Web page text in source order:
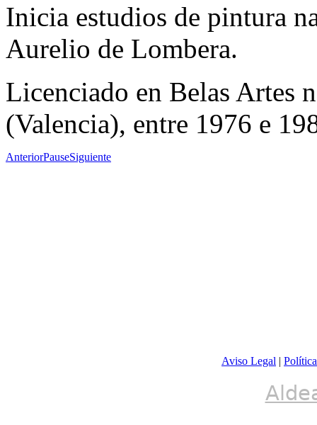
Inicia estudios de pintura
Aurelio de Lombera.
Licenciado en Belas Artes
(Valencia), entre 1976 e
AnteriorPauseSiguiente
Aviso Legal |